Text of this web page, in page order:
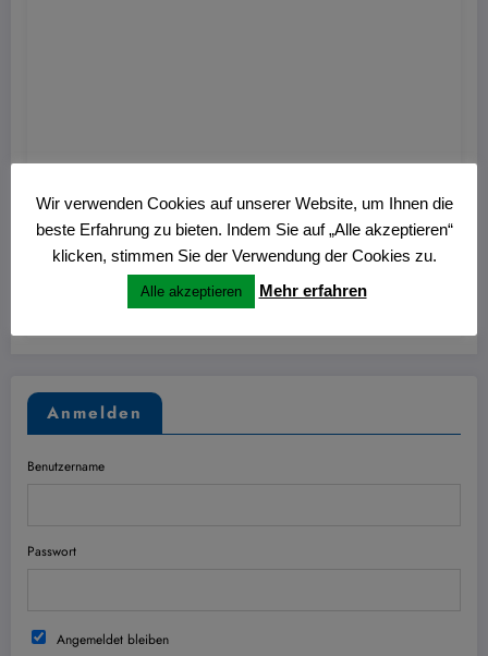
Hans 0
Nitschmann Ausstellung im Kulturzentrum
Westring
27. Juni 2026
Anmelden
Benutzername
Passwort
Angemeldet bleiben
Wir verwenden Cookies auf unserer Website, um Ihnen die
beste Erfahrung zu bieten. Indem Sie auf „Alle akzeptieren“
klicken, stimmen Sie der Verwendung der Cookies zu.
Alle akzeptieren Mehr erfahren